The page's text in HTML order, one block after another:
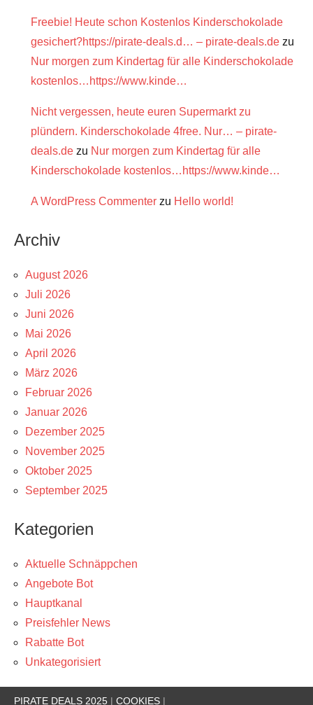
Freebie! Heute schon Kostenlos Kinderschokolade
gesichert?https://pirate-deals.d… – pirate-deals.de zu
Nur morgen zum Kindertag für alle Kinderschokolade
kostenlos…https://www.kinde…
Nicht vergessen, heute euren Supermarkt zu
plündern. Kinderschokolade 4free. Nur… – pirate-
deals.de zu Nur morgen zum Kindertag für alle
Kinderschokolade kostenlos…https://www.kinde…
A WordPress Commenter zu Hello world!
Archiv
August 2026
Juli 2026
Juni 2026
Mai 2026
April 2026
März 2026
Februar 2026
Januar 2026
Dezember 2025
November 2025
Oktober 2025
September 2025
Kategorien
Aktuelle Schnäppchen
Angebote Bot
Hauptkanal
Preisfehler News
Rabatte Bot
Unkategorisiert
PIRATE DEALS 2025 | COOKIES |